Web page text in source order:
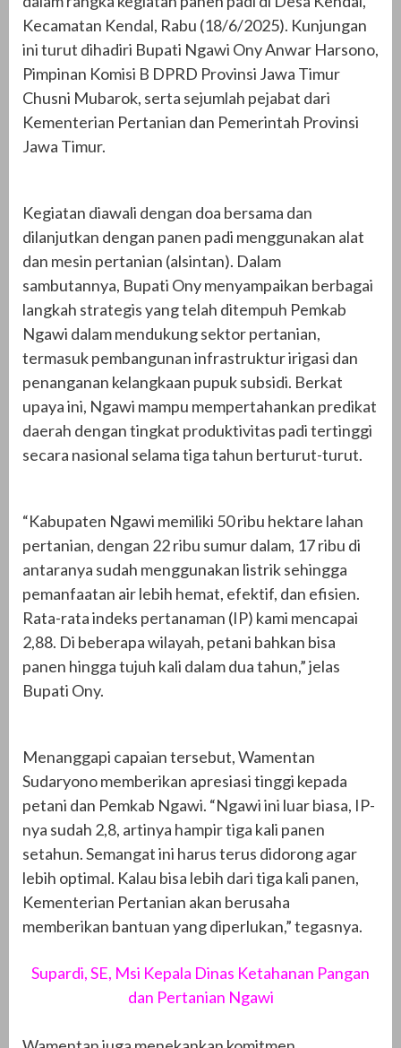
Kecamatan Kendal, Rabu (18/6/2025). Kunjungan
ini turut dihadiri Bupati Ngawi Ony Anwar Harsono,
Pimpinan Komisi B DPRD Provinsi Jawa Timur
Chusni Mubarok, serta sejumlah pejabat dari
Kementerian Pertanian dan Pemerintah Provinsi
Jawa Timur.
Kegiatan diawali dengan doa bersama dan
dilanjutkan dengan panen padi menggunakan alat
dan mesin pertanian (alsintan). Dalam
sambutannya, Bupati Ony menyampaikan berbagai
langkah strategis yang telah ditempuh Pemkab
Ngawi dalam mendukung sektor pertanian,
termasuk pembangunan infrastruktur irigasi dan
penanganan kelangkaan pupuk subsidi. Berkat
upaya ini, Ngawi mampu mempertahankan predikat
daerah dengan tingkat produktivitas padi tertinggi
secara nasional selama tiga tahun berturut-turut.
“Kabupaten Ngawi memiliki 50 ribu hektare lahan
pertanian, dengan 22 ribu sumur dalam, 17 ribu di
antaranya sudah menggunakan listrik sehingga
pemanfaatan air lebih hemat, efektif, dan efisien.
Rata-rata indeks pertanaman (IP) kami mencapai
2,88. Di beberapa wilayah, petani bahkan bisa
panen hingga tujuh kali dalam dua tahun,” jelas
Bupati Ony.
Menanggapi capaian tersebut, Wamentan
Sudaryono memberikan apresiasi tinggi kepada
petani dan Pemkab Ngawi. “Ngawi ini luar biasa, IP-
nya sudah 2,8, artinya hampir tiga kali panen
setahun. Semangat ini harus terus didorong agar
lebih optimal. Kalau bisa lebih dari tiga kali panen,
Kementerian Pertanian akan berusaha
memberikan bantuan yang diperlukan,” tegasnya.
Supardi, SE, Msi Kepala Dinas Ketahanan Pangan
dan Pertanian Ngawi